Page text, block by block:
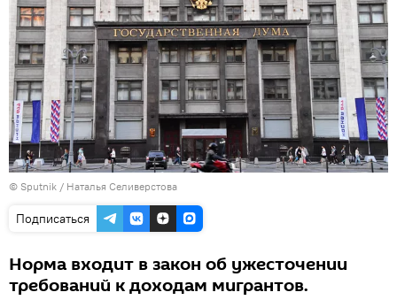
© Sputnik / Наталья Селиверстова
Подписаться
Норма входит в закон об ужесточении
требований к доходам мигрантов.